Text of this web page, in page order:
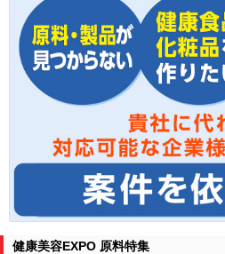
健康美容EXPO 原料特集